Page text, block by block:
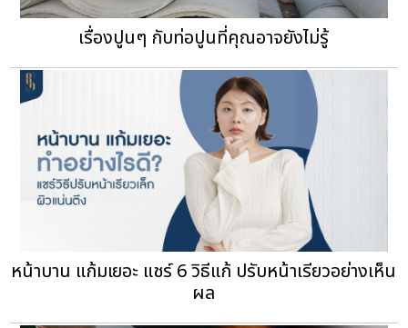
เรื่องปูนๆ กับท่อปูนที่คุณอาจยังไม่รู้
หน้าบาน แก้มเยอะ แชร์ 6 วิธีแก้ ปรับหน้าเรียวอย่างเห็น
ผล